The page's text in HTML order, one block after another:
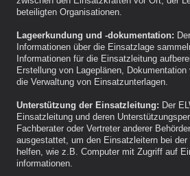
beteiligten Organisationen.
Lageerkundung und -dokumentation:
Informationen über die Einsatzlage
Informationen für die Einsatzleitung
Erstellung von Lageplänen,
die Verwaltung von Einsatzunterlagen.
Unterstützung der Einsatzleitung: Der
Einsatzleitung und deren
Fachberater oder Vertreter anderer
ausgestattet, um den Einsatzleitern bei
helfen, wie z.B. Computer mit Zugriff auf
informationen.